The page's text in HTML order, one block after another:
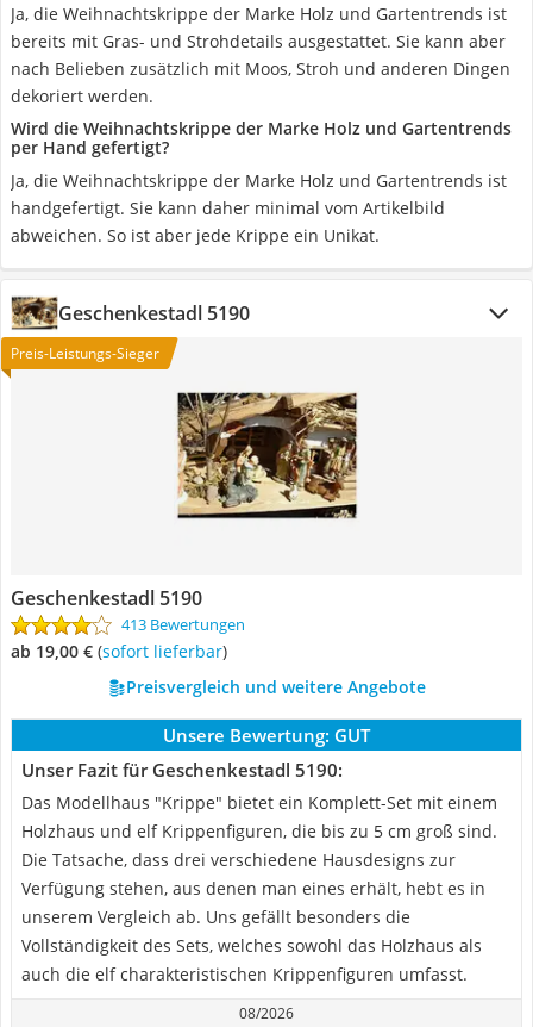
Ja, die Weihnachtskrippe der Marke ‎Holz und Gartentrends ist
bereits mit Gras- und Strohdetails ausgestattet. Sie kann aber
nach Belieben zusätzlich mit Moos, Stroh und anderen Dingen
dekoriert werden.
Wird die Weihnachtskrippe der Marke ‎Holz und Gartentrends
per Hand gefertigt?
Ja, die Weihnachtskrippe der Marke ‎Holz und Gartentrends ist
handgefertigt. Sie kann daher minimal vom Artikelbild
abweichen. So ist aber jede Krippe ein Unikat.
Geschenkestadl ‎5190
Preis-Leistungs-Sieger
Geschenkestadl ‎5190
413 Bewertungen
ab 19,00 € ( Sofort lieferbar)
Preisvergleich und weitere Angebote
Unsere Bewertung: GUT
Unser Fazit für Geschenkestadl ‎5190:
Das Modellhaus "Krippe" bietet ein Komplett-Set mit einem
Holzhaus und elf Krippenfiguren, die bis zu 5 cm groß sind.
Die Tatsache, dass drei verschiedene Hausdesigns zur
Verfügung stehen, aus denen man eines erhält, hebt es in
unserem Vergleich ab. Uns gefällt besonders die
Vollständigkeit des Sets, welches sowohl das Holzhaus als
auch die elf charakteristischen Krippenfiguren umfasst.
08/2026